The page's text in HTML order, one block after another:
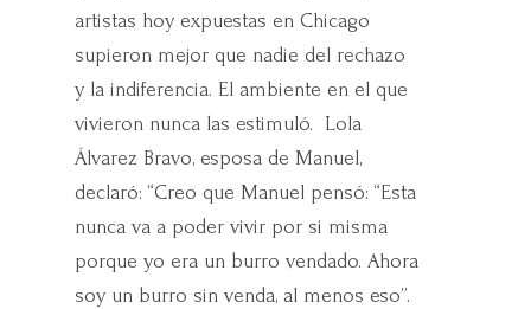
artistas hoy expuestas en Chicago
supieron mejor que nadie del rechazo
y la indiferencia. El ambiente en el que
vivieron nunca las estimuló. Lola
Álvarez Bravo, esposa de Manuel,
declaró: “Creo que Manuel pensó: “Esta
nunca va a poder vivir por si misma
porque yo era un burro vendado. Ahora
soy un burro sin venda, al menos eso”.